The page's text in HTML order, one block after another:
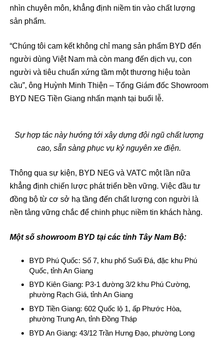
nhìn chuyên môn, khẳng định niềm tin vào chất lượng
sản phẩm.
“Chúng tôi cam kết không chỉ mang sản phẩm BYD đến
người dùng Việt Nam mà còn mang đến dịch vụ, con
người và tiêu chuẩn xứng tầm một thương hiệu toàn
cầu”, ông Huỳnh Minh Thiện – Tổng Giám đốc Showroom
BYD NEG Tiền Giang nhấn mạnh tại buổi lễ.
Sự hợp tác này hướng tới xây dựng đội ngũ chất lượng
cao, sẵn sàng phục vụ kỷ nguyên xe điện.
Thông qua sự kiện, BYD NEG và VATC một lần nữa
khẳng định chiến lược phát triển bền vững. Việc đầu tư
đồng bộ từ cơ sở hạ tầng đến chất lượng con người là
nền tảng vững chắc để chinh phục niềm tin khách hàng.
Một số showroom BYD tại các tỉnh Tây Nam Bộ:
BYD Phú Quốc: Số 7, khu phố Suối Đá, đặc khu Phú
Quốc, tỉnh An Giang
BYD Kiên Giang: P3-1 đường 3/2 khu Phú Cường,
phường Rạch Giá, tỉnh An Giang
BYD Tiền Giang: 602 Quốc lộ 1, ấp Phước Hòa,
phường Trung An, tỉnh Đồng Tháp
BYD An Giang: 43/12 Trần Hưng Đạo, phường Long